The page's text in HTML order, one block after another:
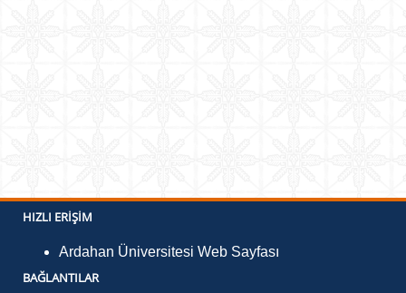
HIZLI ERIŞIM
Ardahan Üniversitesi Web Sayfası
BAĞLANTILAR